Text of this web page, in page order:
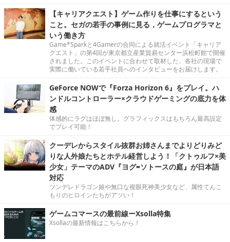
【キャリアクエスト】ゲーム作りを仕事にするという
こと。セガの若手の事例に見る，ゲームプログラマと
いう働き方
Game*Sparkと4Gamerの合同による就活イベント「キャリア
クエスト」の第4回が東京都立産業貿易センター浜松町館で開催
されました。このイベントに合わせて取材した、各社の現場で
実際に働いている若手社員へのインタビューをお届けします。
GeForce NOWで『Forza Horizon 6』をプレイ。ハ
ンドルコントローラー×クラウドゲーミングの底力を体
感
体感的にラグはほぼ無し。グラフィックスはもちろん最高設定
でプレイ可能！
クーデレからスタイル抜群お姉さんまでよりどりみど
りな人外娘たちとホテル経営しよう！「クトゥルフ×美
少女」テーマのADV『ヨグ=ソトースの庭』が日本語
対応
ツンデレドラゴン娘や無口な複眼死神美少女など、属性てんこ
もりのヒロインたちがアツい！
ゲームコマースの最前線ーXsolla特集
Xsollaの最新情報はこちらから！